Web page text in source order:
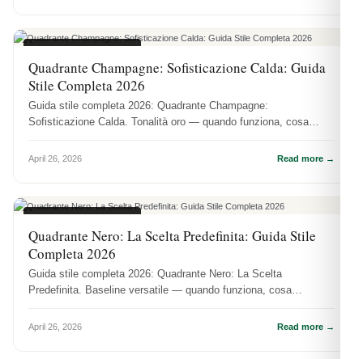
Quadrante Champagne: Sofisticazione Calda: Guida
Stile Completa 2026
Guida stile completa 2026: Quadrante Champagne:
Sofisticazione Calda. Tonalità oro — quando funziona, cosa
April 26, 2026 Read more →
Quadrante Nero: La Scelta Predefinita: Guida Stile
Completa 2026
Guida stile completa 2026: Quadrante Nero: La Scelta
Predefinita. Baseline versatile — quando funziona, cosa
April 26, 2026 Read more →